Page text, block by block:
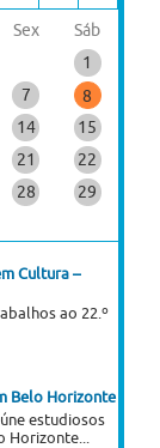
Sex
Sáb
1
7
8
14
15
21
22
28
29
Cultura –
ao 22.º
Belo Horizonte
estudiosos
Horizonte...